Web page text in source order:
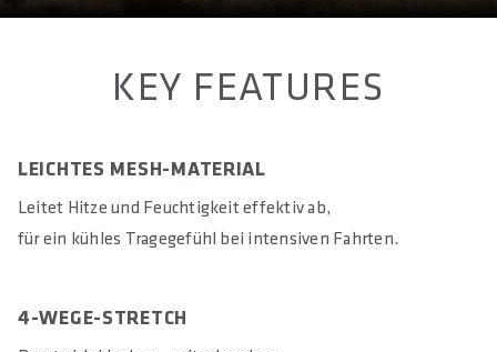
KEY FEATURES
LEICHTES MESH-MATERIAL
Leitet Hitze und Feuchtigkeit effektiv ab,
für ein kühles Tragegefühl bei intensiven Fahrten.
4-WEGE-STRETCH